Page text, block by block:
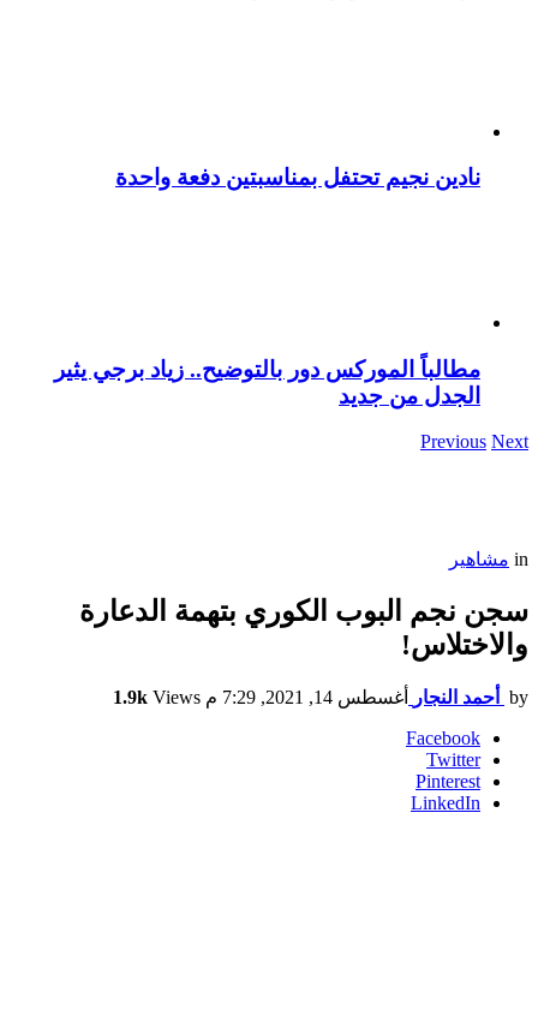
نادين نجيم تحتفل بمناسبتين دفعة واحدة
مطالباً الموركس دور بالتوضيح.. زياد برجي يثير
الجدل من جديد
Previous Next
in مشاهير
سجن نجم البوب الكوري بتهمة الدعارة
والاختلاس!
by أحمد النجار أغسطس 14, 2021, 7:29 م 1.9k Views
Facebook
Twitter
Pinterest
LinkedIn